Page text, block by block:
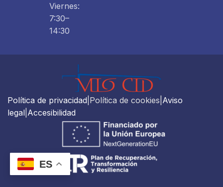
Viernes:
7:30–
14:30
Política de privacidad |Política de cookies| Aviso
legal Accesibilidad
ES